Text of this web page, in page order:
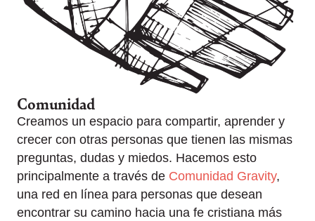
Comunidad
Creamos un espacio para compartir, aprender y
crecer con otras personas que tienen las mismas
preguntas, dudas y miedos. Hacemos esto
principalmente a través de Comunidad Gravity,
una red en línea para personas que desean
encontrar su camino hacia una fe cristiana más